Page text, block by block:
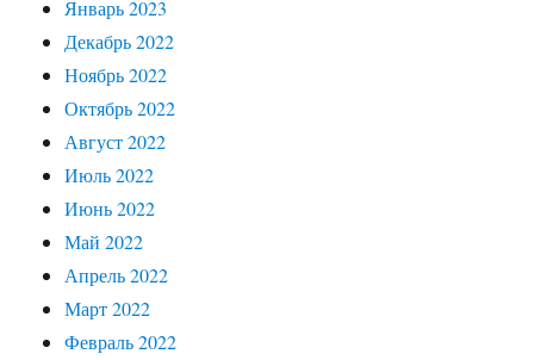
Январь 2023
Декабрь 2022
Ноябрь 2022
Октябрь 2022
Август 2022
Июль 2022
Июнь 2022
Май 2022
Апрель 2022
Март 2022
Февраль 2022